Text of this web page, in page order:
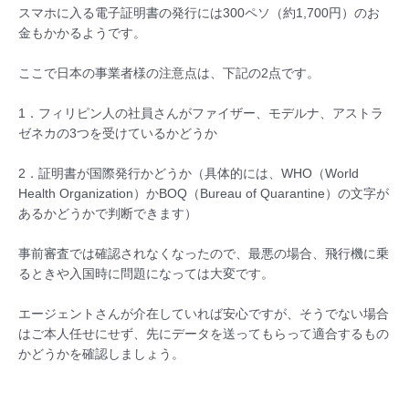
スマホに入る電子証明書の発行には300ペソ（約1,700円）のお
金もかかるようです。
ここで日本の事業者様の注意点は、下記の2点です。
1．フィリピン人の社員さんがファイザー、モデルナ、アストラ
ゼネカの3つを受けているかどうか
2．証明書が国際発行かどうか（具体的には、WHO（World
Health Organization）かBOQ（Bureau of Quarantine）の文字が
あるかどうかで判断できます）
事前審査では確認されなくなったので、最悪の場合、飛行機に乗
るときや入国時に問題になっては大変です。
エージェントさんが介在していれば安心ですが、そうでない場合
はご本人任せにせず、先にデータを送ってもらって適合するもの
かどうかを確認しましょう。